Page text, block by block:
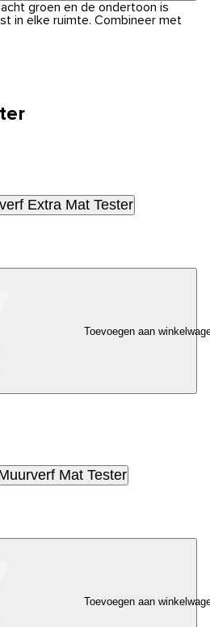
groen en de ondertoon is
in elke ruimte. Combineer met
Extra Mat Tester
Toevoegen aan
Mat Tester
Toevoegen aan